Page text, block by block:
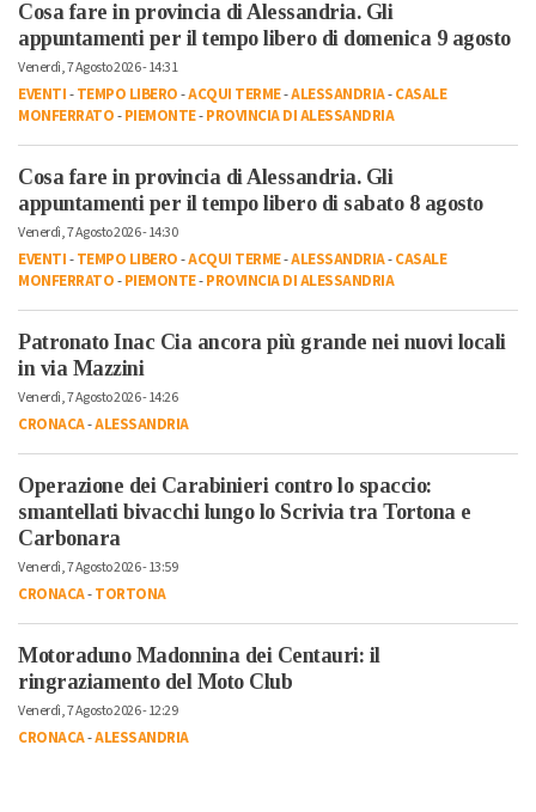
Cosa fare in provincia di Alessandria. Gli
appuntamenti per il tempo libero di domenica 9 agosto
Venerdì, 7 Agosto 2026 - 14:31
EVENTI-TEMPO LIBERO-ACQUI TERME-ALESSANDRIA-CASALE
MONFERRATO-PIEMONTE-PROVINCIA DI ALESSANDRIA
Cosa fare in provincia di Alessandria. Gli
appuntamenti per il tempo libero di sabato 8 agosto
Venerdì, 7 Agosto 2026 - 14:30
EVENTI-TEMPO LIBERO-ACQUI TERME-ALESSANDRIA-CASALE
MONFERRATO-PIEMONTE-PROVINCIA DI ALESSANDRIA
Patronato Inac Cia ancora più grande nei nuovi locali
in via Mazzini
Venerdì, 7 Agosto 2026 - 14:26
CRONACA-ALESSANDRIA
Operazione dei Carabinieri contro lo spaccio:
smantellati bivacchi lungo lo Scrivia tra Tortona e
Carbonara
Venerdì, 7 Agosto 2026 - 13:59
CRONACA-TORTONA
Motoraduno Madonnina dei Centauri: il
ringraziamento del Moto Club
Venerdì, 7 Agosto 2026 - 12:29
CRONACA-ALESSANDRIA